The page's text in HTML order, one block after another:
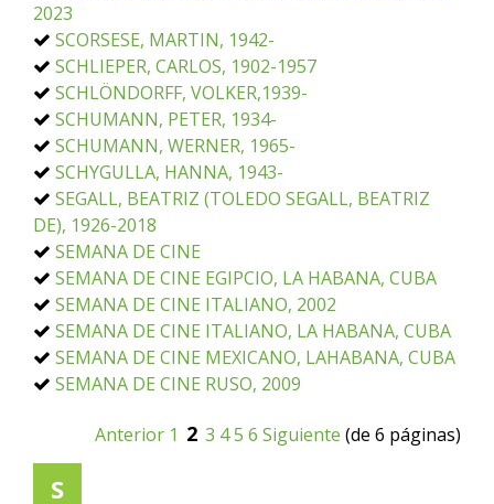
2023
SCORSESE, MARTIN, 1942-
SCHLIEPER, CARLOS, 1902-1957
SCHLÖNDORFF, VOLKER,1939-
SCHUMANN, PETER, 1934-
SCHUMANN, WERNER, 1965-
SCHYGULLA, HANNA, 1943-
SEGALL, BEATRIZ (TOLEDO SEGALL, BEATRIZ
DE), 1926-2018
SEMANA DE CINE
SEMANA DE CINE EGIPCIO, LA HABANA, CUBA
SEMANA DE CINE ITALIANO, 2002
SEMANA DE CINE ITALIANO, LA HABANA, CUBA
SEMANA DE CINE MEXICANO, LAHABANA, CUBA
SEMANA DE CINE RUSO, 2009
Anterior 1 2 3 45 6 Siguiente (de 6 páginas)
S